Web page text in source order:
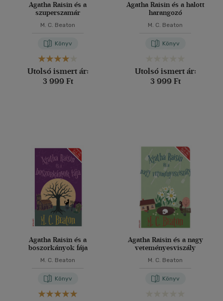
Agatha Raisin és a
szuperszamár
M. C. Beaton
Könyv
Utolsó ismert ár:
3 999 Ft
Agatha Raisin és a halott
harangozó
M. C. Beaton
Könyv
Utolsó ismert ár:
3 999 Ft
Agatha Raisin és a
boszorkányok fája
M. C. Beaton
Könyv
Agatha Raisin és a nagy
veteményesviszály
M. C. Beaton
Könyv